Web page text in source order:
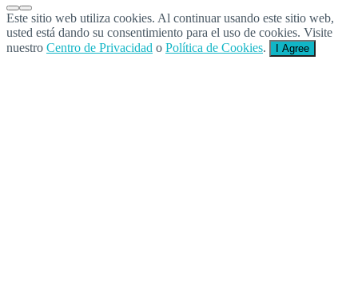
Este sitio web utiliza cookies. Al continuar usando este sitio web,
usted está dando su consentimiento para el uso de cookies. Visite
nuestro Centro de Privacidad o Política de Cookies. I Agree